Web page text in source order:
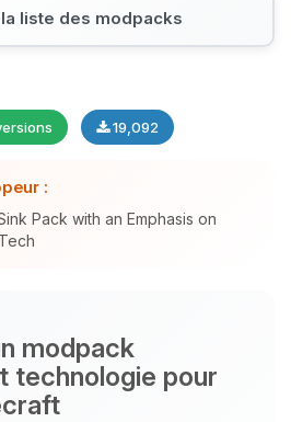
liste des modpacks
19,092
:
Pack with an Emphasis on
modpack
technologie pour
c’est Choupy, ton petit
Dis-moi ce dont